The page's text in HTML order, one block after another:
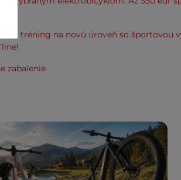
tréning na novú úroveň so športovou
zabalenie